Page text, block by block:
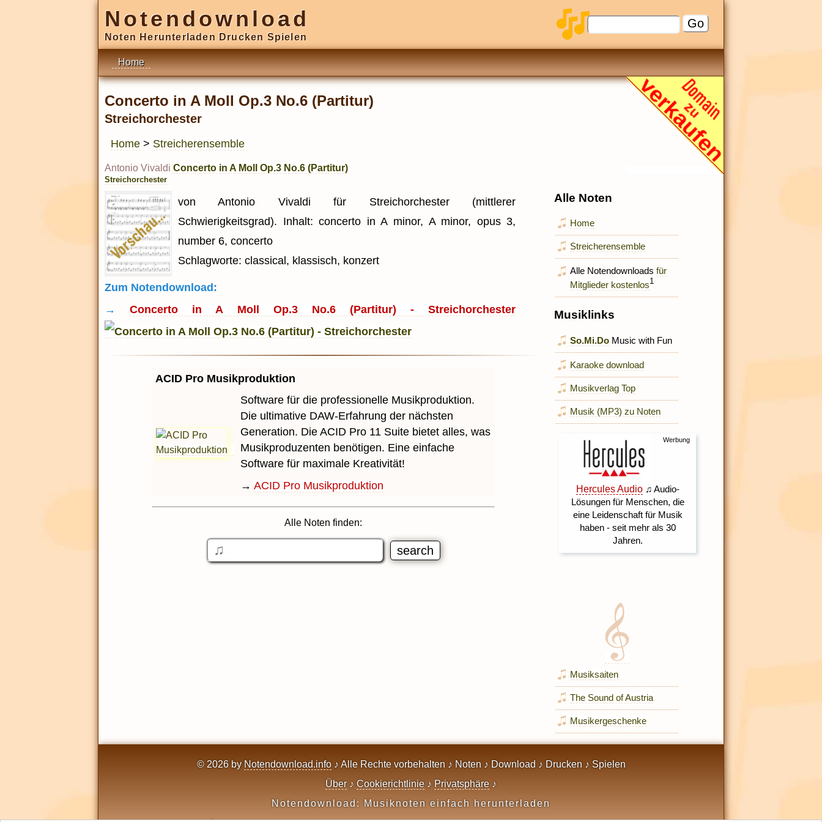
Notendownload
Noten Herunterladen Drucken Spielen
Home
Concerto in A Moll Op.3 No.6 (Partitur)
Streichorchester
Home > Streicherensemble
Antonio Vivaldi Concerto in A Moll Op.3 No.6 (Partitur)
Streichorchester
von Antonio Vivaldi für Streichorchester (mittlerer
Schwierigkeitsgrad). Inhalt: concerto in A minor, A minor, opus 3,
number 6, concerto
Schlagworte: classical, klassisch, konzert
Zum Notendownload:
→Concerto in A Moll Op.3 No.6 (Partitur) - Streichorchester
ACID Pro Musikproduktion
Software für die professionelle Musikproduktion.
Die ultimative DAW-Erfahrung der nächsten
Generation. Die ACID Pro 11 Suite bietet alles, was
Musikproduzenten benötigen. Eine einfache
Software für maximale Kreativität!
→ ACID Pro Musikproduktion
Alle Noten finden:
Alle Noten
Home
Streicherensemble
Alle Notendownloadsfür
Mitglieder kostenlos1
Musiklinks
So.Mi.Do Music with Fun
Karaoke download
Musikverlag Top
Musik (MP3) zu Noten
Musiksaiten
The Sound of Austria
Musikergeschenke
© 2026 by Notendownload.info♪ Alle Rechte vorbehalten ♪ Noten ♪ Download ♪ Drucken ♪ Spielen
Über ♪ Cookierichtlinie ♪ Privatsphäre ♪
Notendownload: Musiknoten einfach herunterladen